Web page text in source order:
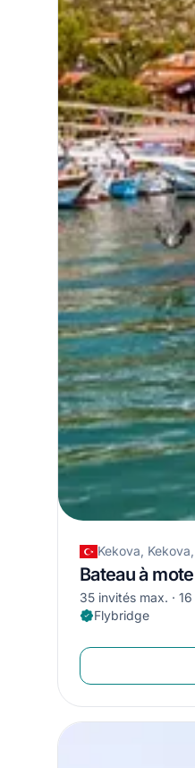
Kekova,
Bateau à
35 invités max.
Flybridge